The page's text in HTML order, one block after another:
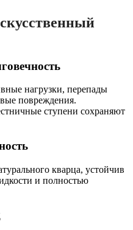
нагрузки, перепады
повреждения.
ступени сохраняют
кварца, устойчив
и полностью